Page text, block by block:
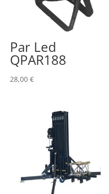
Par Led
QPAR188
28,00 €